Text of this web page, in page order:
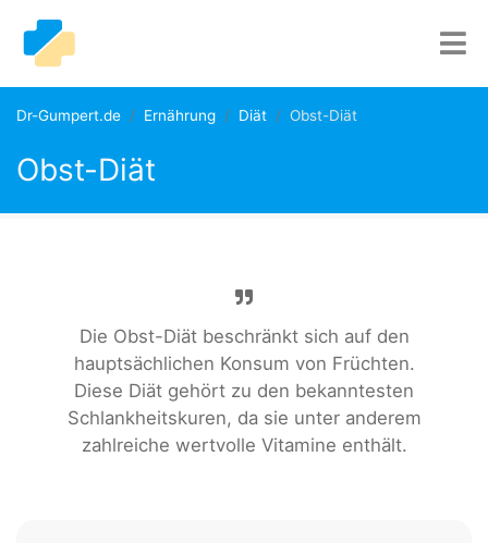
Dr-Gumpert.de Ernährung Diät Obst-Diät
Obst-Diät
Die Obst-Diät beschränkt sich auf den
hauptsächlichen Konsum von Früchten.
Diese Diät gehört zu den bekanntesten
Schlankheitskuren, da sie unter anderem
zahlreiche wertvolle Vitamine enthält.